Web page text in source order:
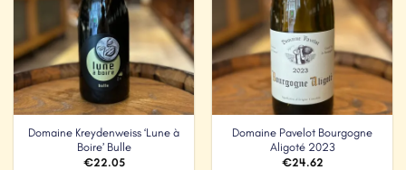
Domaine Kreydenweiss ‘Lune à
Boire’ Bulle
€22.05
Domaine Pavelot Bourgogne
Aligoté 2023
€24.62